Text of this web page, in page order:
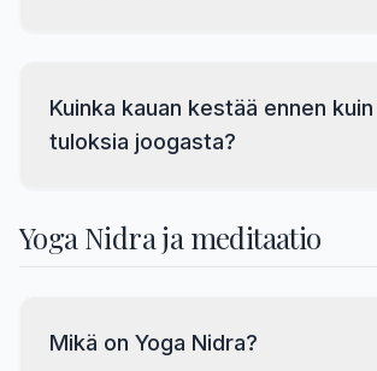
Kuinka kauan kestää ennen
tuloksia joogasta?
Yoga Nidra ja meditaatio
Mikä on Yoga Nidra?